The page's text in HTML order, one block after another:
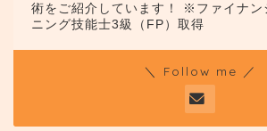
術をご紹介しています！ ※ファイナン
ニング技能士3級（FP）取得
＼ Follow me ／